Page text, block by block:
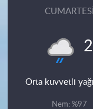
CUMARTESI
2
Orta kuvvetli
Nem: %97